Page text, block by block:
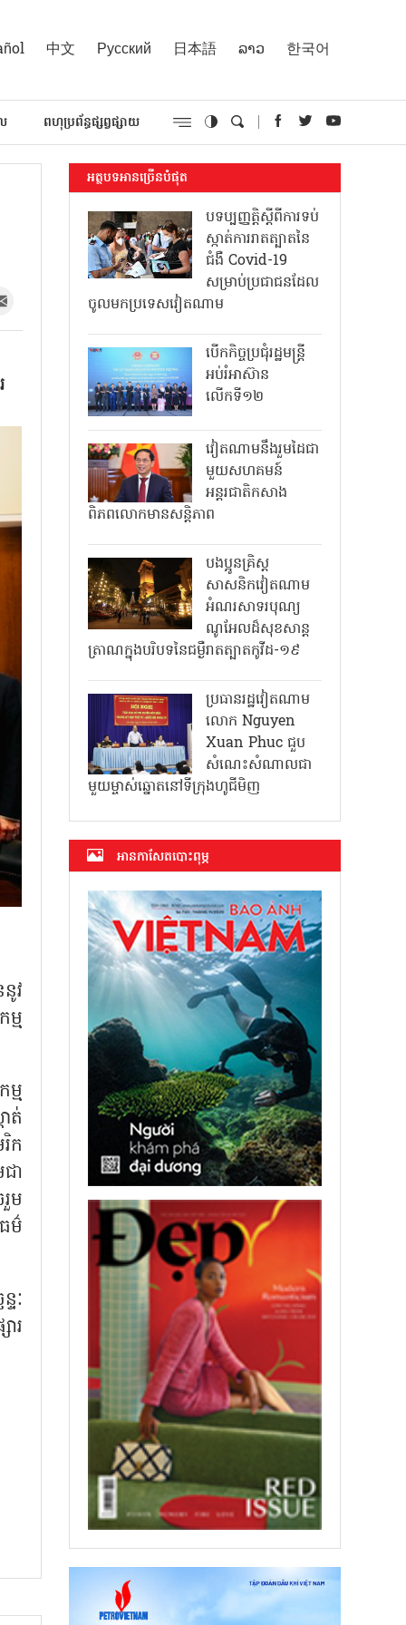
中文 Русский 日本語 ລາວ 한국어
ពហុប្រព័ន្ធផ្សព្វផ្សាយ
វ
ម
ម
ត់
ក
ា
ម
ម៌
ៈ
រ
អត្ថបទអានច្រើនបំផុត
បទប្បញ្ញត្តិស្តីពីការទប់
ស្កាត់ការរាតត្បាតនៃ
ជំងឺ Covid-19
សម្រាប់ប្រជាជនដែល
ចូលមកប្រទេសវៀតណាម
បើកកិច្ចប្រជុំរដ្ឋមន្ត្រី
អប់រំអាស៊ាន
លើកទី១២
វៀតណាមនឹងរួមដៃជា
មួយសហគមន៍
អន្តរជាតិកសាង
ពិភពលោកមានសន្តិភាព
បងប្អូនគ្រិស្ត
សាសនិកវៀតណាម
អំណរសាទរបុណ្យ
ណូអែលដ៏សុខសាន្ត
ត្រាណក្នុងបរិបទនៃជម្ងឺរាតត្បាតកូវីដ-១៩
ប្រធានរដ្ឋវៀតណាម
លោក Nguyen
Xuan Phuc ជួប
សំណេះសំណាលជា
មួយម្ចាស់ឆ្នោតនៅទីក្រុងហូជីមិញ
អាន​កាសែត​បោះពុម្ភ